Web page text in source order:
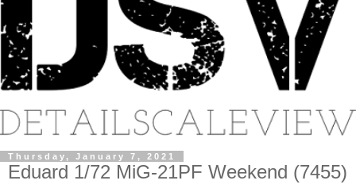
Thursday, January 7, 2021
Eduard 1/72 MiG-21PF Weekend (7455)